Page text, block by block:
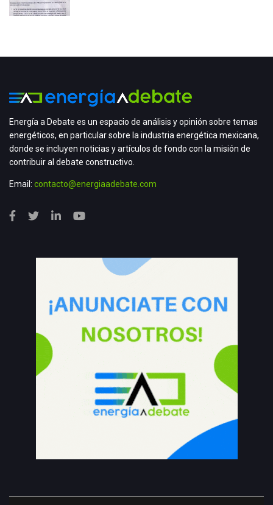
Energía a Debate es un espacio de análisis y opinión sobre temas
energéticos, en particular sobre la industria energética mexicana,
donde se incluyen noticias y artículos de fondo con la misión de
contribuir al debate constructivo.
Email: contacto@energiaadebate.com